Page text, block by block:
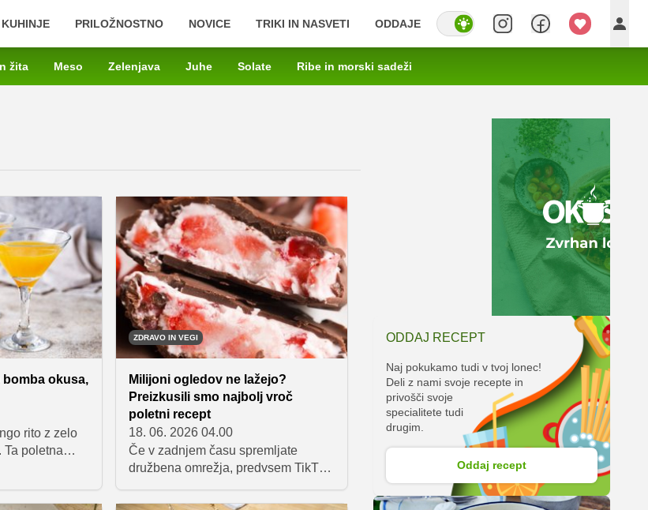
KUHINJE PRILOŽNOSTNO NOVICE TRIKI IN NASVETI ODDAJE
žita Meso Zelenjava Juhe Solate Ribe in morski sadeži
bomba okusa,
rito z zelo
Ta poletna
ZDRAVO IN VEGI
Milijoni ogledov ne lažejo?
Preizkusili smo najbolj vroč
poletni recept
18. 06. 2026 04.00
Če v zadnjem času spremljate
družbena omrežja, predvsem TikTok
recept, ki je dobesedno preplavil
ODDAJ RECEPT
Naj pokukamo tudi v tvoj lonec!
Deli z nami svoje recepte in
privošči svoje
specialitete tudi
drugim.
Oddaj recept